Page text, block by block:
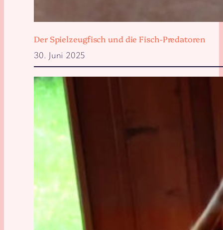
Der Spielzeugfisch und die Fisch-Predatoren
30. Juni 2025